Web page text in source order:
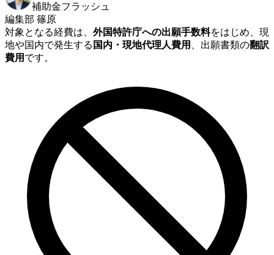
補助金フラッシュ
編集部 篠原
対象となる経費は、 外国特許庁への出願手数料をはじめ、現
地や国内で発生する 国内・現地代理人費用 、出願書類の翻訳
費用 です。